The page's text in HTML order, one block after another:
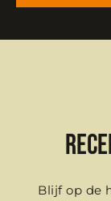
Blijf op de